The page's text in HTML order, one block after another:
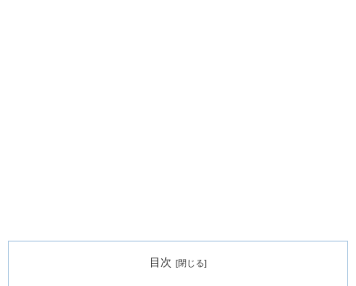
目次